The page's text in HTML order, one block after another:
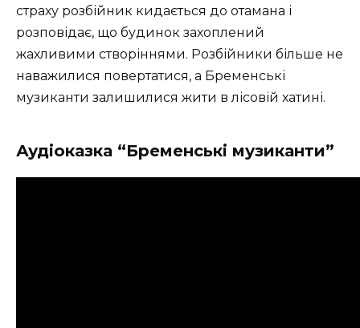
страху розбійник кидається до отамана і
розповідає, що будинок захоплений
жахливими створіннями. Розбійники більше не
наважилися повертатися, а Бременські
музиканти залишилися жити в лісовій хатині.
Аудіоказка “Бременські музиканти”